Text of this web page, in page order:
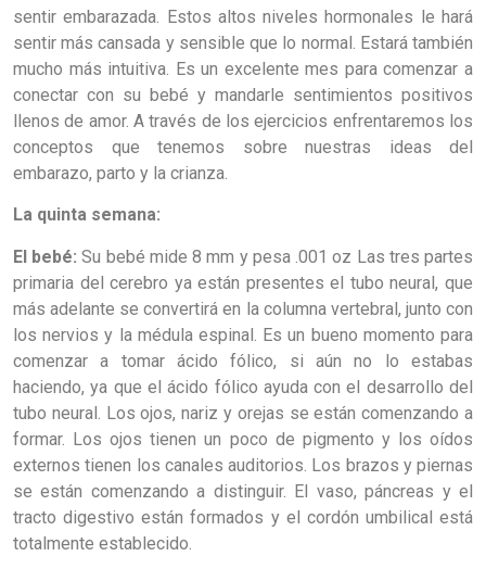
sentir embarazada. Estos altos niveles hormonales le hará
sentir más cansada y sensible que lo normal. Estará también
mucho más intuitiva. Es un excelente mes para comenzar a
conectar con su bebé y mandarle sentimientos positivos
llenos de amor. A través de los ejercicios enfrentaremos los
conceptos que tenemos sobre nuestras ideas del
embarazo, parto y la crianza.
La quinta semana:
El bebé: Su bebé mide 8 mm y pesa .001 oz Las tres partes
primaria del cerebro ya están presentes el tubo neural, que
más adelante se convertirá en la columna vertebral, junto con
los nervios y la médula espinal. Es un bueno momento para
comenzar a tomar ácido fólico, si aún no lo estabas
haciendo, ya que el ácido fólico ayuda con el desarrollo del
tubo neural. Los ojos, nariz y orejas se están comenzando a
formar. Los ojos tienen un poco de pigmento y los oídos
externos tienen los canales auditorios. Los brazos y piernas
se están comenzando a distinguir. El vaso, páncreas y el
tracto digestivo están formados y el cordón umbilical está
totalmente establecido.